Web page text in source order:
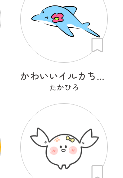
かわいいイルカちゃん
たかひろ